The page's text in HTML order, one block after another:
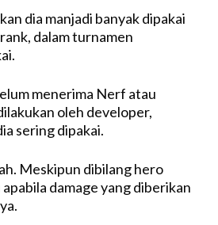
dia manjadi banyak dipakai
dalam turnamen
menerima Nerf atau
oleh developer,
sering dipakai.
Meskipun dibilang hero
damage yang diberikan